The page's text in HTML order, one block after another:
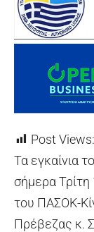
Post Views:
Τα εγκαίνια
σήμερα
του ΠΑΣΟΚ-
Πρέβεζας κ.